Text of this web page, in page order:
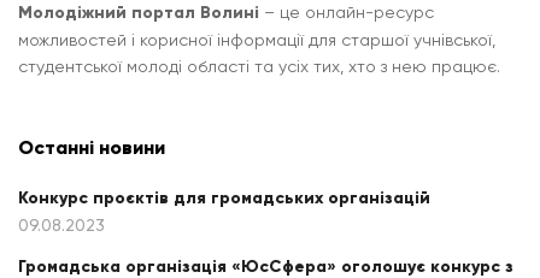
Молодіжний портал Волині – це онлайн-ресурс
можливостей і корисної інформації для старшої учнівської,
студентської молоді області та усіх тих, хто з нею працює.
Останні новини
Конкурс проєктів для громадських організацій
09.08.2023
Громадська організація «ЮсСфера» оголошує конкурс з